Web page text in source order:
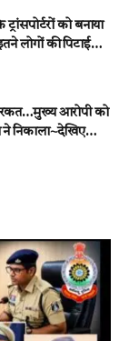
को बनाया
लोगों की पिटाई…
पर हुई नामजद
आरोपी को
निकाला~देखिए